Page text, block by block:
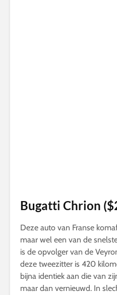
Bugatti Chrion
Deze auto van Franse
maar wel een van de
is de opvolger van de
deze tweezitter is 420
bijna identiek aan die van
maar dan vernieuwd. In